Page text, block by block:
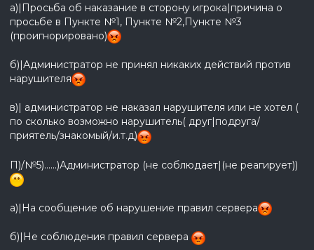
а)|Просьба об наказание в сторону игрока|причина о
просьбе в Пункте №1, Пункте №2,Пункте №3
(проигнорировано)
б)|Администратор не принял никаких действий против
нарушителя
в)| администратор не наказал нарушителя или не хотел (
по сколько возможно нарушитель( друг|подруга/
приятель/знакомый/и.т.д)
П)/№5)......)Администратор (не соблюдает|(не реагирует))
а)|На сообщение об нарушение правил сервера
б)|Не соблюдения правил сервера